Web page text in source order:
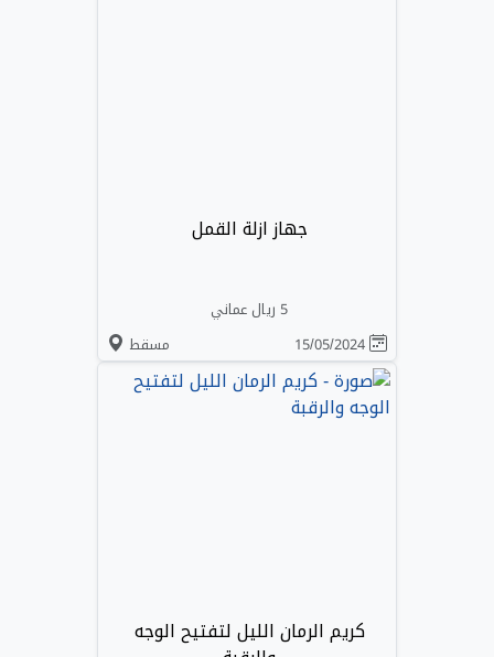
جهاز ازلة القمل
5 ريال عماني
مسقط
كريم الرمان الليل لتفتيح الوجه